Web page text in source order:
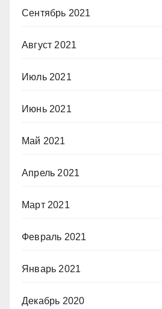
Сентябрь 2021
Август 2021
Июль 2021
Июнь 2021
Май 2021
Апрель 2021
Март 2021
Февраль 2021
Январь 2021
Декабрь 2020